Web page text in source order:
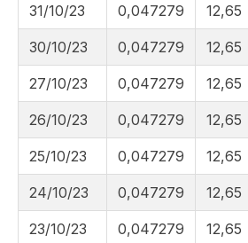
31/10/23 0,047279 12,65
30/10/23 0,047279 12,65
27/10/23 0,047279 12,65
26/10/23 0,047279 12,65
25/10/23 0,047279 12,65
24/10/23 0,047279 12,65
23/10/23 0,047279 12,65